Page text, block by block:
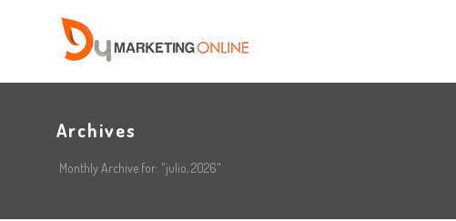
Archives
Monthly Archive for: "julio, 2026"